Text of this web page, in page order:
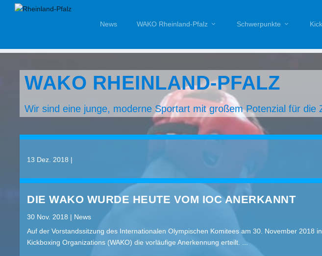
News WAKO Rheinland-Pfalz Schwerpunkte
WAKO RHEINLAND-PFALZ
Wir sind eine junge, moderne Sportart mit großem Potenzial für die
13 Dez. 2018 |
DIE WAKO WURDE HEUTE VOM IOC ANERKANNT
30 Nov. 2018 | News
Auf der Vorstandssitzung des Internationalen Olympischen Komitees am 30. November 2018
Kickboxing Organizations (WAKO) die vorläufige Anerkennung erteilt. ...